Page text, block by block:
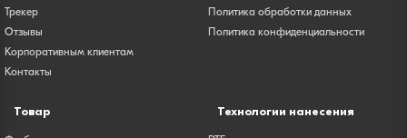
Трекер
Отзывы
Корпоративным клиентам
Контакты
Политика обработки данных
Политика конфиденциальности
Товар Технологии нанесения